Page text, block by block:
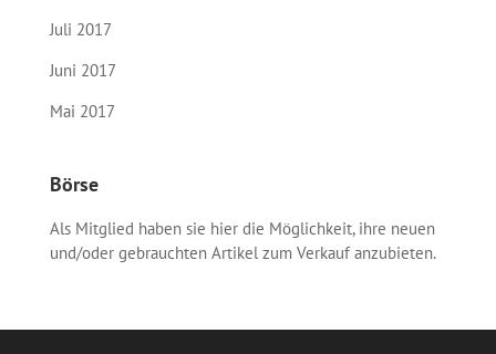
Juli 2017
Juni 2017
Mai 2017
Börse
Als Mitglied haben sie hier die Möglichkeit, ihre neuen
und/oder gebrauchten Artikel zum Verkauf anzubieten.